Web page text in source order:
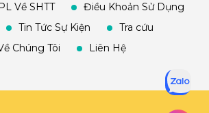
Về SHTT
Điều Khoản Sử Dụng
Tin Tức Sự Kiện
Tra cứu
Chúng Tôi
Liên Hệ